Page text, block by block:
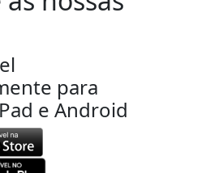
para
e Android